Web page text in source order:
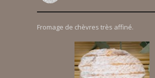
Fromage de chèvres très affiné.